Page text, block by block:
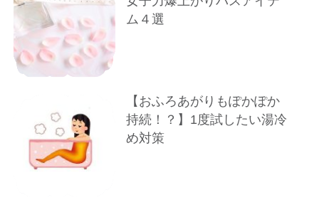
ム４選
【おふろあがりもぽかぽか
持続！？】1度試したい湯冷
め対策